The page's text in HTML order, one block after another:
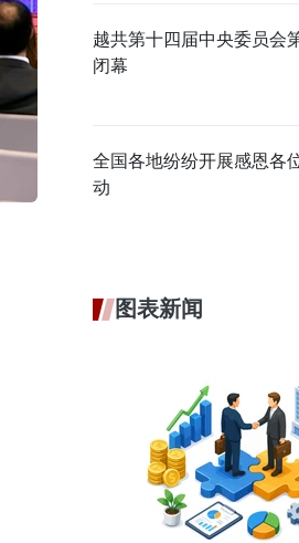
越共第十四届中央委员会
闭幕
全国各地纷纷开展感恩各
动
图表新闻